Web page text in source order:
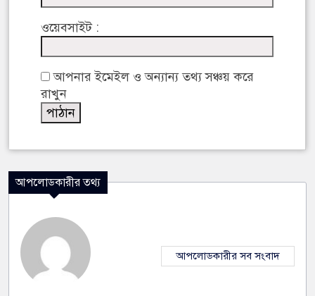
ওয়েবসাইট :
আপনার ইমেইল ও অন্যান্য তথ্য সঞ্চয় করে
রাখুন
আপলোডকারীর তথ্য
আপলোডকারীর সব সংবাদ